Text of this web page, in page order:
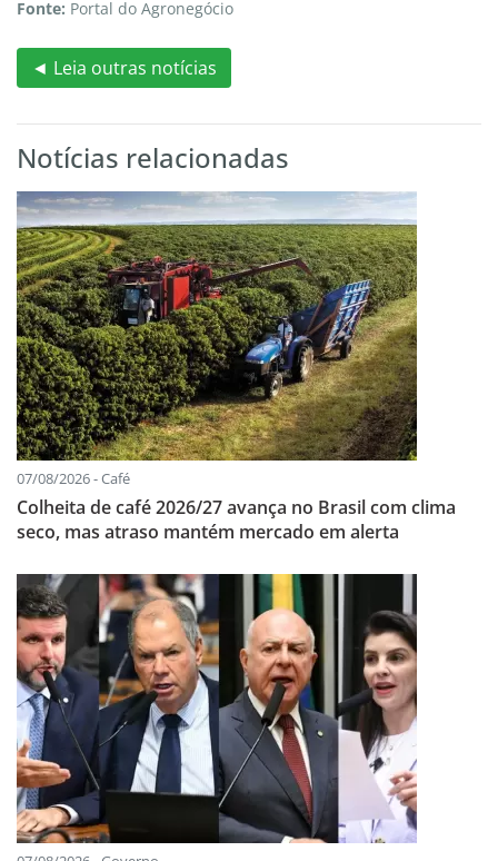
Fonte: Portal do Agronegócio
◄ Leia outras notícias
Notícias relacionadas
07/08/2026 - Café
Colheita de café 2026/27 avança no Brasil com clima
seco, mas atraso mantém mercado em alerta